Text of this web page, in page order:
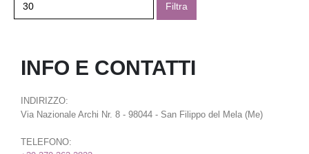
Filtra
INFO E CONTATTI
INDIRIZZO:
Via Nazionale Archi Nr. 8 - 98044 - San Filippo del Mela (Me)
TELEFONO: